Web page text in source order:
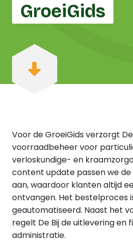
GroeiGids
Voor de GroeiGids verzorgt
voorraadbeheer voor
verloskundige- en
content update passen we
aan, waardoor klanten altijd
ontvangen. Het bestelproces
geautomatiseerd. Naast het
regelt De Bij de uitlevering en
administratie.